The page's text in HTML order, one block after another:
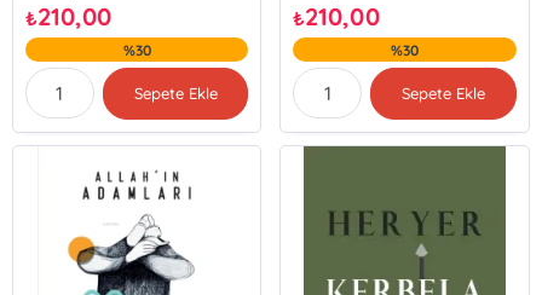
₺210,00
%30
Sepete Ekle
₺210,00
%30
Sepete Ekle